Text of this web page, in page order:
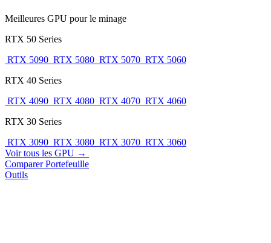
Meilleures GPU pour le minage
RTX 50 Series
RTX 5090 RTX 5080 RTX 5070 RTX 5060
RTX 40 Series
RTX 4090 RTX 4080 RTX 4070 RTX 4060
RTX 30 Series
RTX 3090 RTX 3080 RTX 3070 RTX 3060
Voir tous les GPU →
ComparerPortefeuille
Outils